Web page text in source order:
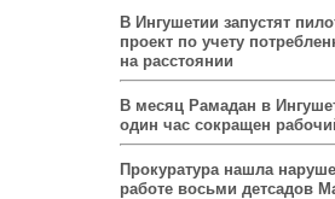
В Ингушетии запустят
проект по учету
на расстоянии
В месяц Рамадан в
один час сокращен
Прокуратура нашла
работе восьми детсадов